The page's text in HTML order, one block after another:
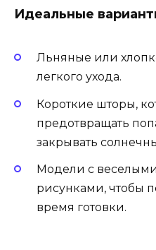
Идеальные
Льняные или
легкого ухода.
Короткие шторы,
предотвращать
закрывать
Модели с
рисунками, чтобы
время готовки.